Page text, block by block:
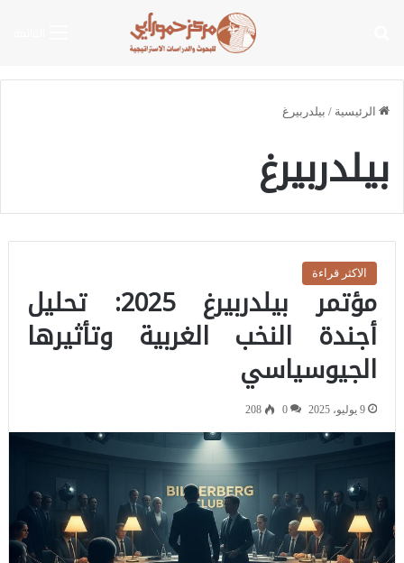
الرئيسية / بيلدربيرغ
بيلدربيرغ
الاكثر قراءة
مؤتمر بيلدربيرغ 2025: تحليل
أجندة النخب الغربية وتأثيرها
الجيوسياسي
9 يوليو، 2025 0
208